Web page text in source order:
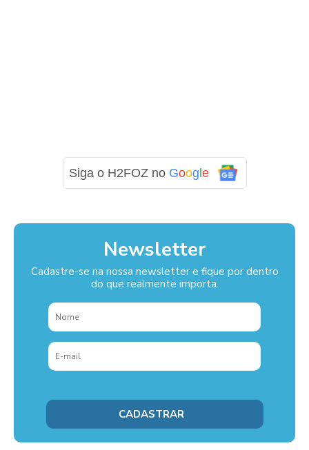
Siga o H2FOZ no Google
Newsletter
Cadastre-se na nossa newsletter e fique por dentro
do que realmente importa.